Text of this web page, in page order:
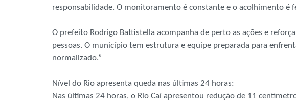
responsabilidade. O monitoramento é constante e o acolhimento é
O prefeito Rodrigo Battistella acompanha de perto as ações e
pessoas. O município tem estrutura e equipe preparada para
normalizado.”
Nível do Rio apresenta queda nas últimas 24 horas:
Nas últimas 24 horas, o Rio Caí apresentou redução de 11